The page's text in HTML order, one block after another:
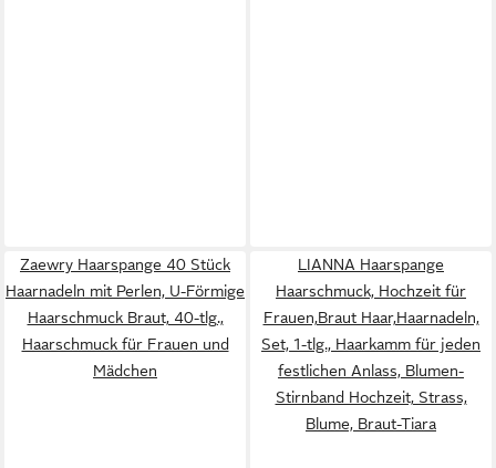
Zaewry Haarspange 40 Stück
Haarnadeln mit Perlen, U-Förmige
Haarschmuck Braut, 40-tlg.,
Haarschmuck für Frauen und
Mädchen
LIANNA Haarspange
Haarschmuck, Hochzeit für
Frauen,Braut Haar,Haarnadeln,
Set, 1-tlg., Haarkamm für jeden
festlichen Anlass, Blumen-
Stirnband Hochzeit, Strass,
Blume, Braut-Tiara